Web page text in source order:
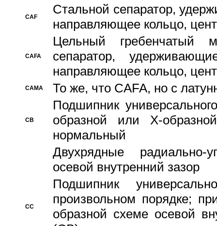
CAF
Стальной сепаратор,
направляющее кольцо,
CAFA
Цельный гребенчатый
сепаратор,
направляющее кольцо,
CAMA То же, что CAFA, но с
CB
Подшипник
образной или Х-
нормальный
Двухрядные радиально-
осевой внутренний зазор
CC
Подшипник
произвольном порядке;
образной схеме осевой